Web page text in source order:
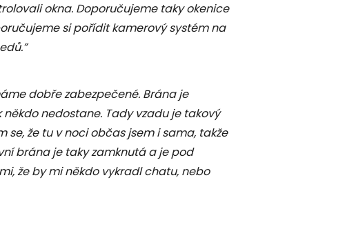
okna. Doporučujeme taky okenice
si pořídit kamerový systém na
dobře zabezpečené. Brána je
nedostane. Tady vzadu je takový
se, že tu v noci občas jsem i sama, takže
brána je taky zamknutá a je pod
že by mi někdo vykradl chatu, nebo